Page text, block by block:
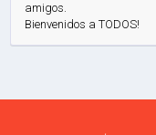
amigos.
Bienvenidos a TODOS!